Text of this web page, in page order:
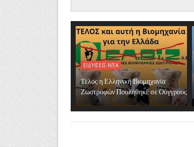
ΕΙΔΉΣΕΙΣ-ΝΈΑ
Τέλος η Ελληνική Βιομηχανία
Ζωοτροφών Πουλήθηκε σε Ούγγρους